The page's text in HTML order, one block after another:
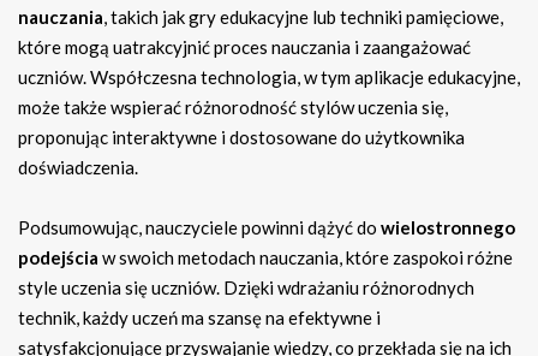
nauczania, takich jak gry edukacyjne lub techniki pamięciowe,
które mogą uatrakcyjnić proces nauczania i zaangażować
uczniów. Współczesna technologia, w tym aplikacje edukacyjne,
może także wspierać różnorodność stylów uczenia się,
proponując interaktywne i dostosowane do użytkownika
doświadczenia.
Podsumowując, nauczyciele powinni dążyć do wielostronnego
podejścia w swoich metodach nauczania, które zaspokoi różne
style uczenia się uczniów. Dzięki wdrażaniu różnorodnych
technik, każdy uczeń ma szansę na efektywne i
satysfakcjonujące przyswajanie wiedzy, co przekłada się na ich